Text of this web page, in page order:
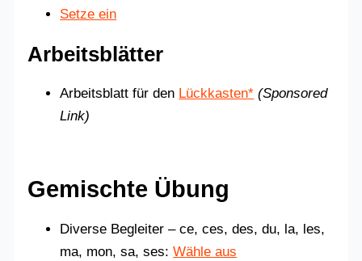
Setze ein
Arbeitsblätter
Arbeitsblatt für den Lückkasten* (Sponsored
Link)
Gemischte Übung
Diverse Begleiter – ce, ces, des, du, la, les,
ma, mon, sa, ses:Wähle aus